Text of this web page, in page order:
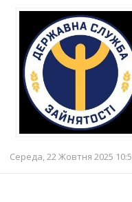
Середа, 22 Жовтня 2025